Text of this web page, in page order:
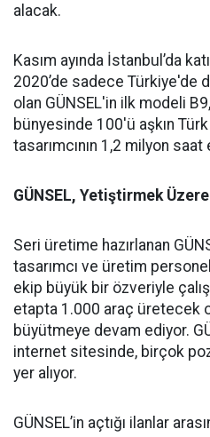
alacak.
Kasım ayında İstanbul’da
2020’de sadece Türkiye'de
olan GÜNSEL'in ilk modeli
bünyesinde 100'ü aşkın
tasarımcının 1,2 milyon
GÜNSEL, Yetiştirmek
Seri üretime hazırlanan
tasarımcı ve üretim
ekip büyük bir özveriyle
etapta 1.000 araç üretecek
büyütmeye devam ediyor.
internet sitesinde, birçok
yer alıyor.
GÜNSEL’in açtığı ilanlar